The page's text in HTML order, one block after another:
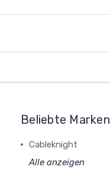
Beliebte Marken
Cableknight
Alle anzeigen